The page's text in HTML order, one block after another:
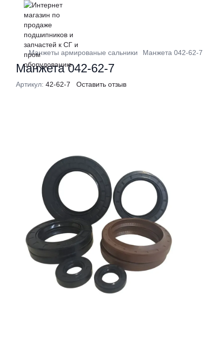
Манжеты армированые сальники Манжета 042-62-7
Манжета 042-62-7
Артикул: 42-62-7 Оставить отзыв